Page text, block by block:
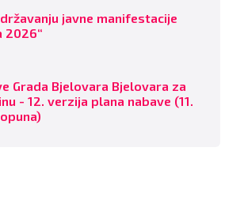
javne manifestacije
2026“
Grada Bjelovara Bjelovara za
- 12. verzija plana nabave (11.